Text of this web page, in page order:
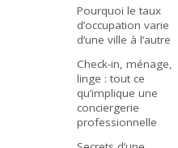
Pourquoi le taux
d’occupation varie
d’une ville à l’autre
Check-in, ménage,
linge : tout ce
qu’implique une
conciergerie
professionnelle